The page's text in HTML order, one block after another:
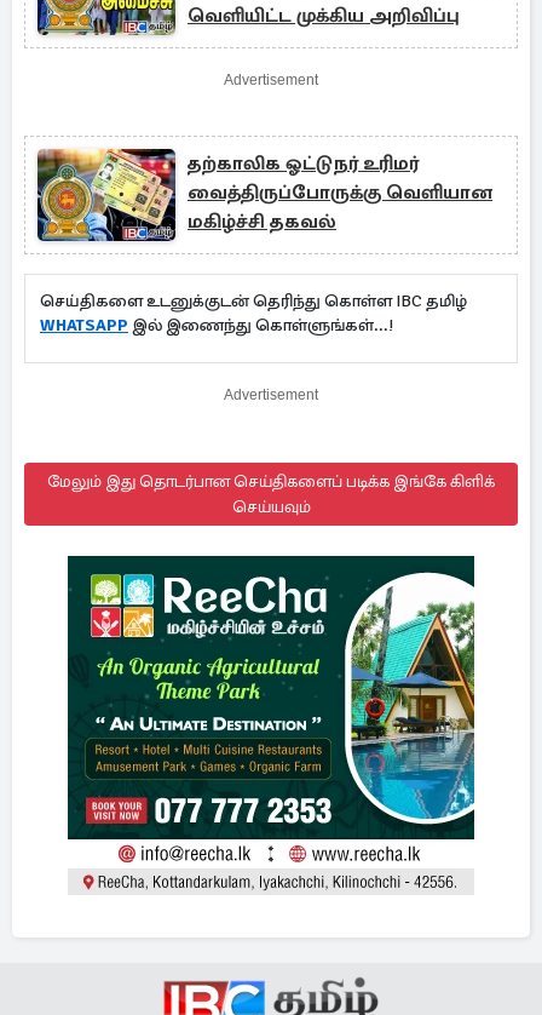
வெளியிட்ட முக்கிய அறிவிப்பு
Advertisement
தற்காலிக ஓட்டுநர் உரிமர்
வைத்திருப்போருக்கு வெளியான
மகிழ்ச்சி தகவல்
செய்திகளை உடனுக்குடன் தெரிந்து கொள்ள IBC தமிழ்
WHATSAPP இல் இணைந்து கொள்ளுங்கள்...!
Advertisement
மேலும் இது தொடர்பான செய்திகளைப் படிக்க இங்கே கிளிக்
செய்யவும்